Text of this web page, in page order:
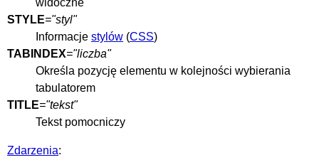
widoczne
STYLE="styl"
Informacje stylów (CSS)
TABINDEX="liczba"
Określa pozycję elementu w kolejności wybierania
tabulatorem
TITLE="tekst"
Tekst pomocniczy
Zdarzenia: